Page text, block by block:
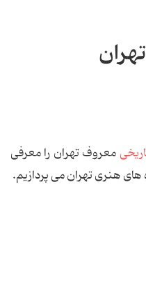
معروف تهران را معرفی
هنری تهران می پردازیم.